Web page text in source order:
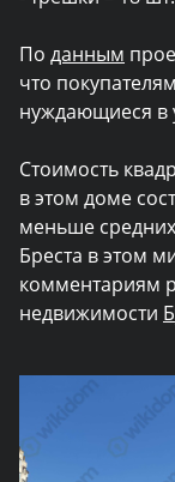
По данным
что
нуждающиеся в
Стоимость
в этом доме
меньше
Бреста в этом
комментариям
недвижимости